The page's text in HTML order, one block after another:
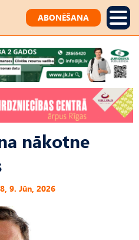
ABONĒŠANA
nākotne
9. Jūn, 2026